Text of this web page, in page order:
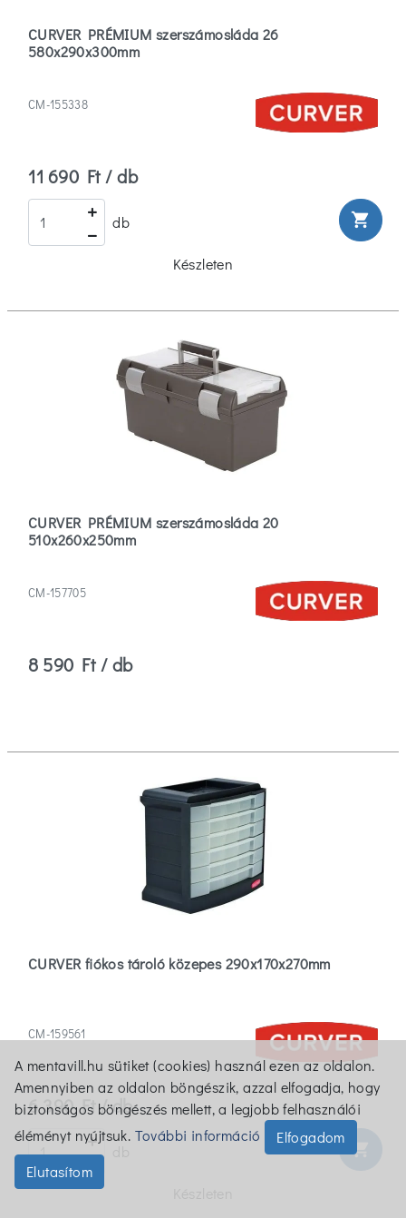
CURVER PRÉMIUM szerszámosláda 26
580x290x300mm
CM-155338
11 690 Ft / db
db shopping_cart
Készleten
CURVER PRÉMIUM szerszámosláda 20
510x260x250mm
CM-157705
8 590 Ft / db
CURVER fiókos tároló közepes 290x170x270mm
CM-159561
6 390 Ft / db
shopping_cart
A mentavill.hu sütiket (cookies) használ ezen az oldalon.
Amennyiben az oldalon böngészik, azzal elfogadja, hogy
biztonságos böngészés mellett, a legjobb felhasználói
éléményt nyújtsuk. További információ
Elfogadom
Elutasítom